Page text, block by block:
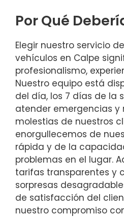
Por Qué
Elegir nuestro servicio
vehículos en Calpe
profesionalismo,
Nuestro equipo está
del día, los 7 días de la
atender emergencias y
molestias de nuestros
enorgullecemos de
rápida y de la
problemas en el lugar.
tarifas transparentes y
sorpresas
de satisfacción del
nuestro compromiso